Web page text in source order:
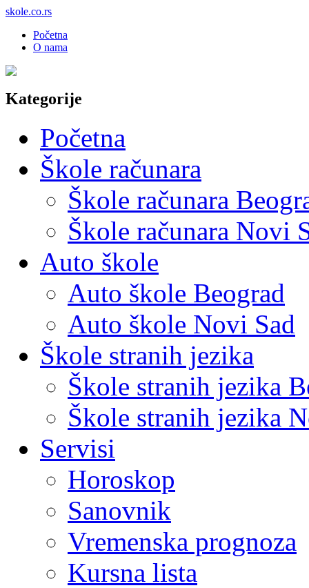
skole.co.rs
Početna
O nama
Kategorije
Početna
Škole računara
Škole računara
Škole računara Novi
Auto škole
Auto škole Beograd
Auto škole Novi Sad
Škole stranih jezika
Škole stranih jezika
Škole stranih jezika
Servisi
Horoskop
Sanovnik
Vremenska prognoza
Kursna lista